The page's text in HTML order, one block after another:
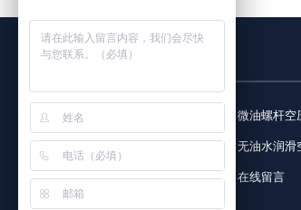
微油螺杆空
无油水润滑
工艺气体压缩机 在线留言